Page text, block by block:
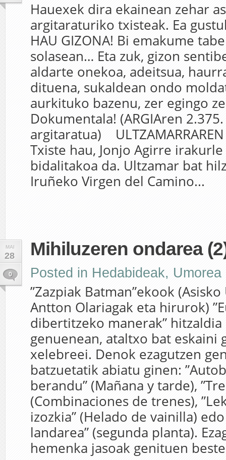
Hauexek dira ekainean zehar
argitaraturiko txisteak. Ea
HAU GIZONA! Bi emakume
solasean… Eta zuk, gizon
aldarte onekoa, adeitsua,
dituena, sukaldean ondo
aurkituko bazenu, zer egingo
Dokumentala! (ARGIAren
argitaratua) ULTZAMARRAREN
Txiste hau, Jonjo Agirre
bidalitakoa da. Ultzamar bat
Iruñeko Virgen del Camino...
MAI
28
0
Mihiluzeren ondarea
Posted in Hedabideak, Umorea
”Zazpiak Batman”ekook
Antton Olariagak eta hirurok)
dibertitzeko manerak”
genuenean, ataltxo bat eskaini
xelebreei. Denok ezagutzen
batzuetatik abiatu ginen:
berandu” (Mañana y tarde),
(Combinaciones de trenes),
izozkia” (Helado de vainilla)
landarea” (segunda planta).
hemenka jasoak genituen